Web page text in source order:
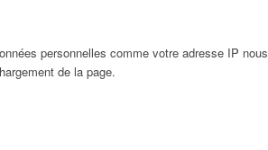
personnelles comme votre adresse IP nous
de la page.